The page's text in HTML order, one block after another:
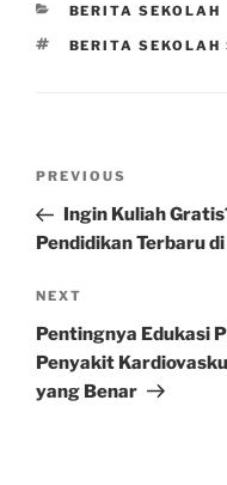
CATEGORIES
BERITA SEKOLAH
TAGS
BERITA SEKOLAH
Previous
Post
PREVIOUS
Ingin Kuliah
Pendidikan Terbaru
Next
Post
NEXT
Pentingnya Edukasi
Penyakit
yang Benar